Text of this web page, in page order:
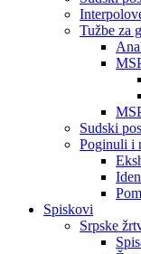
Tužbe za
Sudski
Poginuli i
Spiskovi
Srpske